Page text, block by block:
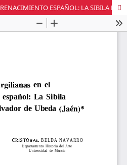
SIBILAS VIRGILINAS EN EL RENACIMIENTO ESPAÑOL: LA SIBILA DE CUMAS DE EL SALVADOR DE ÚBEDA (JAÉN)